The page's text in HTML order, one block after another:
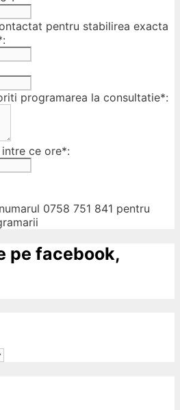
pentru stabilirea exacta
programarea la consultatie*:
ce ore*:
0758 751 841 pentru
pe facebook,